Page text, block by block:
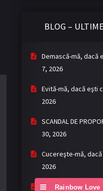
BLOG –
Demască-mă, dacă
7, 2026
Evită-mă, dacă eşti
2026
SCANDAL DE
30, 2026
Cucereşte-mă,
2026
Khemjira - Mantra
Rainbow Love